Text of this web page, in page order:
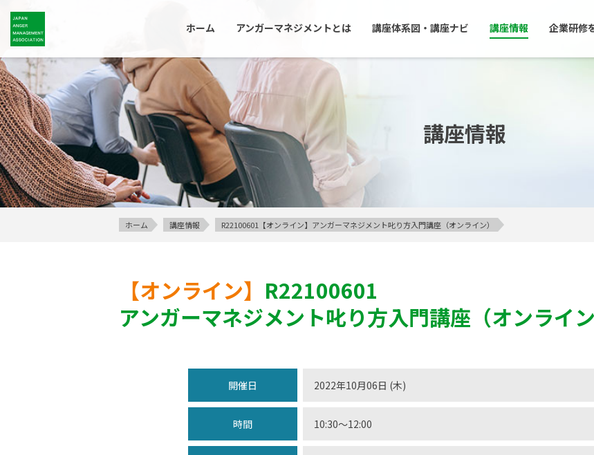
ホーム アンガーマネジメントとは 講座体系図・講座ナビ 講座情報 企業研修
講座情報
ホーム 講座情報 R22100601【オンライン】アンガーマネジメント叱り方入門講座（オンライン）
【オンライン】 R22100601
アンガーマネジメント叱り方入門講座（オンライン
開催日 2022年10月06日 (木)
時間 10:30〜12:00